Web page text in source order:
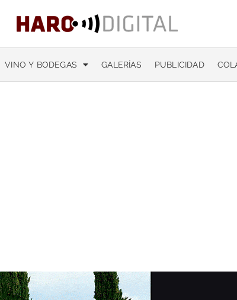
VINO Y BODEGAS GALERÍAS PUBLICIDAD